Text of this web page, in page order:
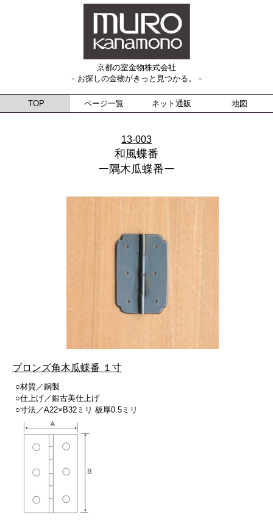
京都の室金物株式会社
－お探しの金物がきっと見つかる。－
TOP ページ一覧 ネット通販 地図
13-003
和風蝶番
ー隅木瓜蝶番ー
ブロンズ角木瓜蝶番 １寸
○材質／銅製
○仕上げ／銀古美仕上げ
○寸法／A22×B32ミリ 板厚0.5ミリ